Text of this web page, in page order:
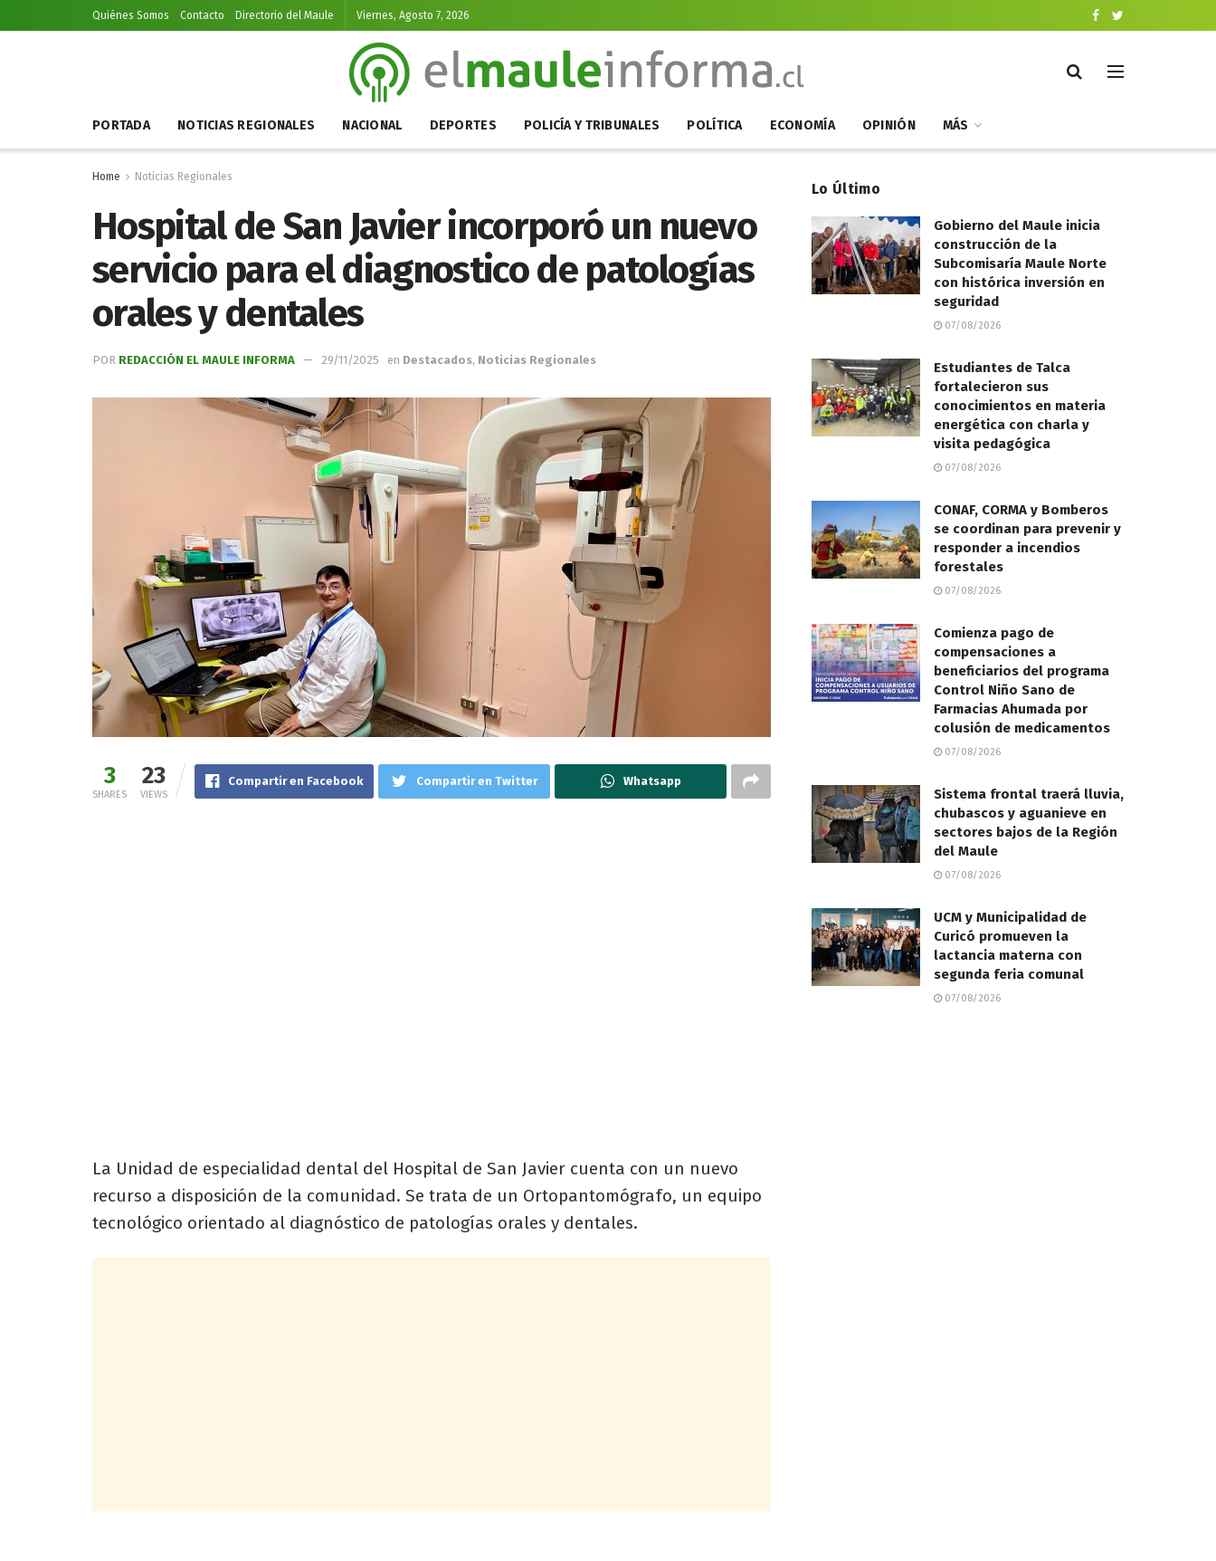
Quiénes Somos Contacto Directorio del Maule Viernes, Agosto 7, 2026
PORTADA NOTICIAS REGIONALES NACIONAL DEPORTES POLICÍA Y TRIBUNALES POLÍTICA ECONOMÍA OPINIÓN MÁS
Home Noticias Regionales
Hospital de San Javier incorporó un nuevo
servicio para el diagnostico de patologías
orales y dentales
POR REDACCIÓN EL MAULE INFORMA 29/11/2025 en Destacados, Noticias Regionales
3
SHARES
23
VIEWS
Compartir en Facebook Compartir en Twitter Whatsapp
La Unidad de especialidad dental del Hospital de San Javier cuenta con un nuevo
recurso a disposición de la comunidad. Se trata de un Ortopantomógrafo, un equipo
tecnológico orientado al diagnóstico de patologías orales y dentales.
Lo Último
Gobierno del Maule inicia
construcción de la
Subcomisaría Maule Norte
con histórica inversión en
seguridad
07/08/2026
Estudiantes de Talca
fortalecieron sus
conocimientos en materia
energética con charla y
visita pedagógica
07/08/2026
CONAF, CORMA y Bomberos
se coordinan para prevenir y
responder a incendios
forestales
07/08/2026
Comienza pago de
compensaciones a
beneficiarios del programa
Control Niño Sano de
Farmacias Ahumada por
colusión de medicamentos
07/08/2026
Sistema frontal traerá lluvia,
chubascos y aguanieve en
sectores bajos de la Región
del Maule
07/08/2026
UCM y Municipalidad de
Curicó promueven la
lactancia materna con
segunda feria comunal
07/08/2026